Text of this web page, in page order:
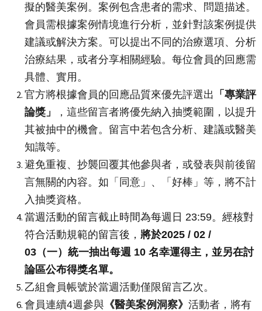
擬的醫美案例。案例包含患者的需求、問題描述。
會員需根據案例情境進行分析，並針對該案例提供
建議或解決方案。可以提出不同的治療選項、分析
治療結果，或者分享相關經驗。每位會員的回應需
具體、實用。
官方將根據會員的回應品質來優先評選出 「專業評
論獎」
，這些留言者將優先納入抽獎範圍，以提升
其被抽中的機會。留言中若包含分析、建議或醫美
知識等。
避免重複、抄襲回覆其他參與者，或發表與前後留
言無關的內容。如「同意」、「好棒」等，將不計
入抽獎資格。
當週活動的留言截止時間為每週日 23:59。經核對
符合活動規範的留言後， 將於2025 / 02 /
03（一）統一抽出每週 10 名幸運得主，並另在討
論區公布得獎名單。
乙組會員帳號於當週活動僅限留言乙次。
會員連續4週參與 《醫美案例洞察》 活動者，將有